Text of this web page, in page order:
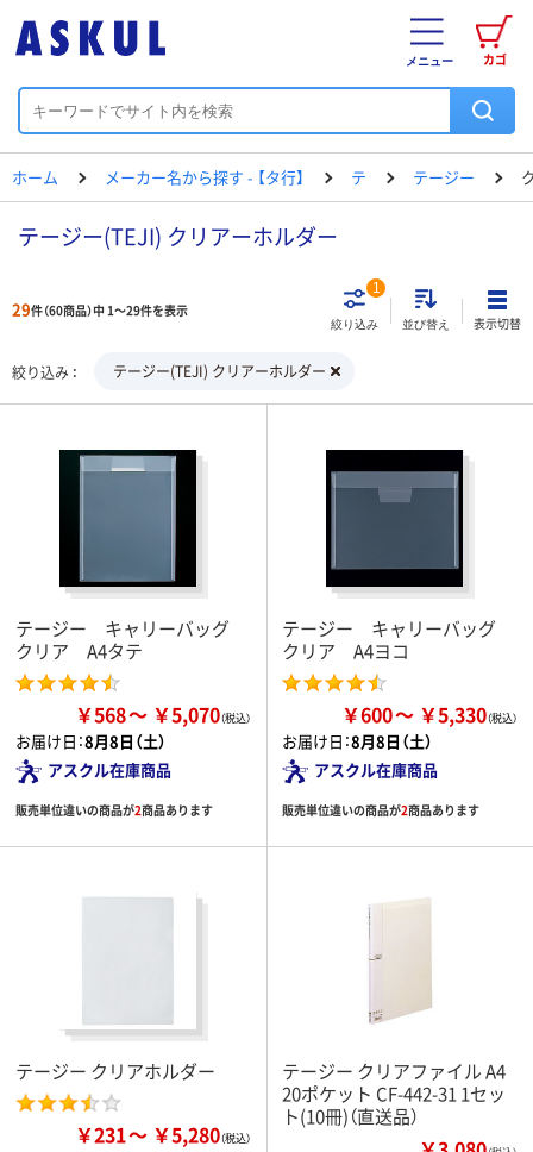
カゴ
メニュー
ホーム メーカー名から探す - 【タ行】 テ テージー
テージー(TEJI) クリアーホルダー
29件（60商品）中 1～29件を表示
絞り込み
1
並び替え 表示切替
絞り込み テージー(TEJI) クリアーホルダー
テージー キャリーバッグ
クリア A4タテ
￥568 ￥5,070
お届け日：8月8日（土）
アスクル在庫商品
販売単位違いの商品が2商品あります
テージー キャリーバッグ
クリア A4ヨコ
￥600 ￥5,330
お届け日：8月8日（土）
アスクル在庫商品
販売単位違いの商品が2商品あります
テージー クリアホルダー
￥231 ￥5,280
テージー クリアファイル A4
20ポケット CF-442-31 1セッ
ト(10冊)（直送品）